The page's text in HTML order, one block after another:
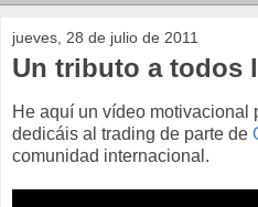
jueves, 28 de julio de 2011
Un tributo a todos
He aquí un vídeo motivacional
dedicáis al trading de parte de
comunidad internacional.